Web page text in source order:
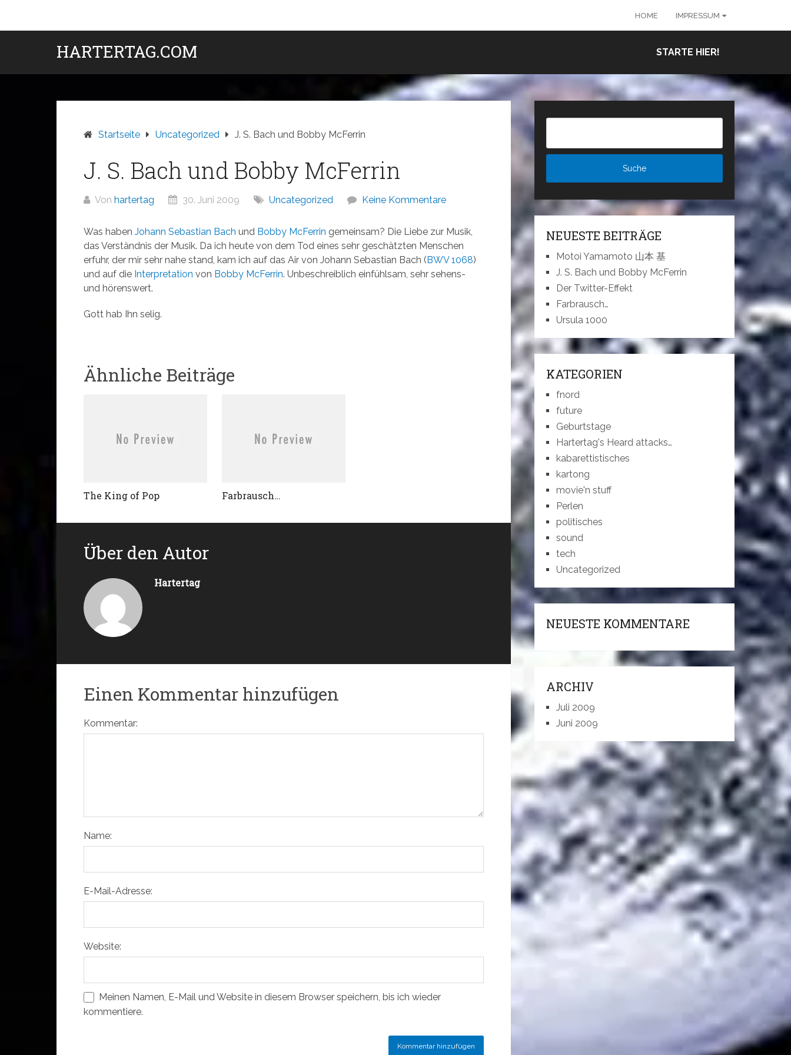
springen
HOME IMPRESSUM
HARTERTAG.COM STARTE HIER!
Startseite Uncategorized J. S. Bach und Bobby McFerrin
J. S. Bach und Bobby McFerrin
Von hartertag 30. Juni 2009 Uncategorized Keine Kommentare
Was haben Johann Sebastian Bach und Bobby McFerrin gemeinsam? Die Liebe zur Musik,
das Verständnis der Musik. Da ich heute von dem Tod eines sehr geschätzten Menschen
erfuhr, der mir sehr nahe stand, kam ich auf das Air von Johann Sebastian Bach (BWV 1068)
und auf die Interpretation von Bobby McFerrin. Unbeschreiblich einfühlsam, sehr sehens-
und hörenswert.
Gott hab Ihn selig.
Ähnliche Beiträge
The King of Pop Farbrausch…
Über den Autor
Hartertag
Einen Kommentar hinzufügen
Kommentar:
Name:
E-Mail-Adresse:
Website:
Meinen Namen, E-Mail und Website in diesem Browser speichern, bis ich wieder
kommentiere.
NEUESTE BEITRÄGE
Motoi Yamamoto 山本 基
J. S. Bach und Bobby McFerrin
Der Twitter-Effekt
Farbrausch…
Ursula 1000
KATEGORIEN
fnord
future
Geburtstage
Hartertag's Heard attacks…
kabarettistisches
kartong
movie'n stuff
Perlen
politisches
sound
tech
Uncategorized
NEUESTE KOMMENTARE
ARCHIV
Juli 2009
Juni 2009